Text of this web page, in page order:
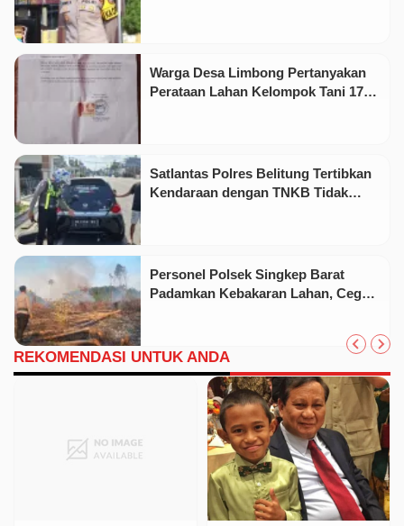
Warga Desa Limbong Pertanyakan
Perataan Lahan Kelompok Tani 17
Satlantas Polres Belitung Tertibkan
Kendaraan dengan TNKB Tidak
Personel Polsek Singkep Barat
Padamkan Kebakaran Lahan, Cegah
REKOMENDASI UNTUK ANDA